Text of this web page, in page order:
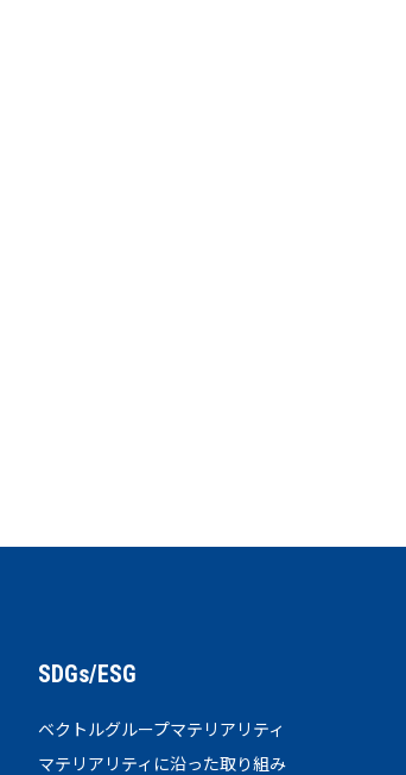
SDGs/ESG
ベクトルグループマテリアリティ
マテリアリティに沿った取り組み